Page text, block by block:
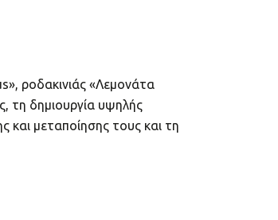
ροδακινιάς «Λεμονάτα
τη δημιουργία υψηλής
και μεταποίησης τους και τη